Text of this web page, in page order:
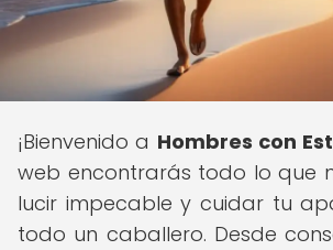
¡Bienvenido a Hombres con
web encontrarás todo lo que
lucir impecable y cuidar tu
todo un caballero. Desde